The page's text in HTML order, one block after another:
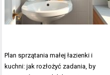
Nawigacja
wpisu
Plan sprzątania małej łazienki i
kuchni: jak rozłożyć zadania, by